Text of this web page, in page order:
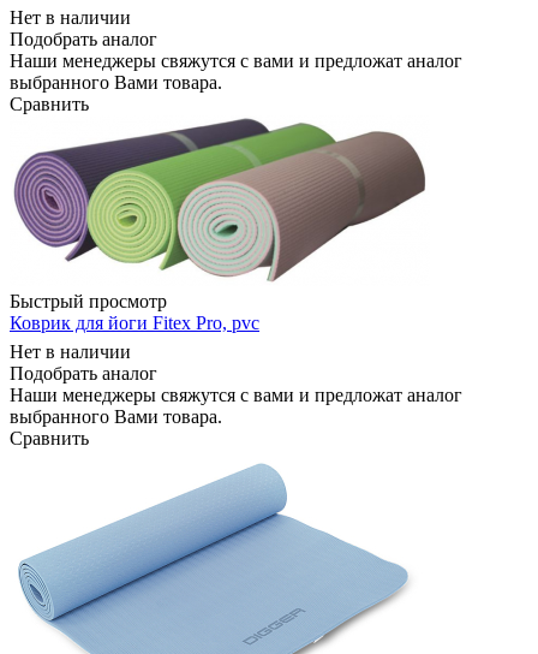
Нет в наличии
Подобрать аналог
Наши менеджеры свяжутся с вами и предложат аналог
выбранного Вами товара.
Сравнить
Быстрый просмотр
Коврик для йоги Fitex Pro, pvc
Нет в наличии
Подобрать аналог
Наши менеджеры свяжутся с вами и предложат аналог
выбранного Вами товара.
Сравнить